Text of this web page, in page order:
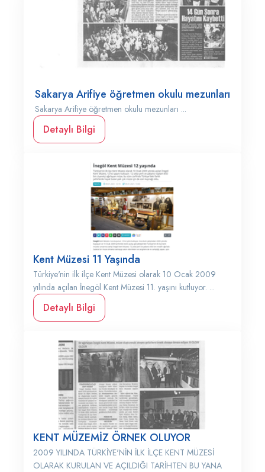
Sakarya Arifiye öğretmen okulu mezunları
Sakarya Arifiye öğretmen okulu mezunları ...
Detaylı Bilgi
Kent Müzesi 11 Yaşında
Türkiye'nin ilk ilçe Kent Müzesi olarak 10 Ocak 2009
yılında açılan İnegöl Kent Müzesi 11. yaşını kutluyor. ...
Detaylı Bilgi
KENT MÜZEMİZ ÖRNEK OLUYOR
2009 YILINDA TÜRKİYE'NİN İLK İLÇE KENT MÜZESİ
OLARAK KURULAN VE AÇILDIĞI TARİHTEN BU YANA